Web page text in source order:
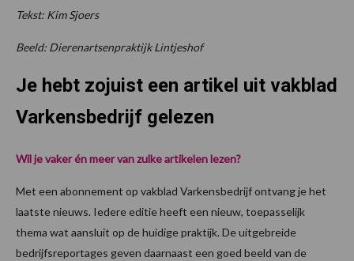
Tekst: Kim Sjoers
Beeld: Dierenartsenpraktijk Lintjeshof
Je hebt zojuist een artikel uit vakblad
Varkensbedrijf gelezen
Wil je vaker én meer van zulke artikelen lezen?
Met een abonnement op vakblad Varkensbedrijf ontvang je het
laatste nieuws. Iedere editie heeft een nieuw, toepasselijk
thema wat aansluit op de huidige praktijk. De uitgebreide
bedrijfsreportages geven daarnaast een goed beeld van de